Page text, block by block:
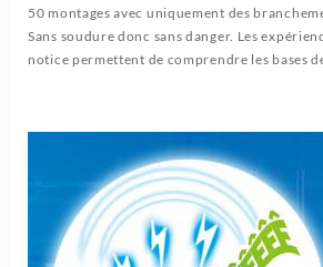
50 montages avec uniquement des
Sans soudure donc sans danger. Les
notice permettent de comprendre les bases